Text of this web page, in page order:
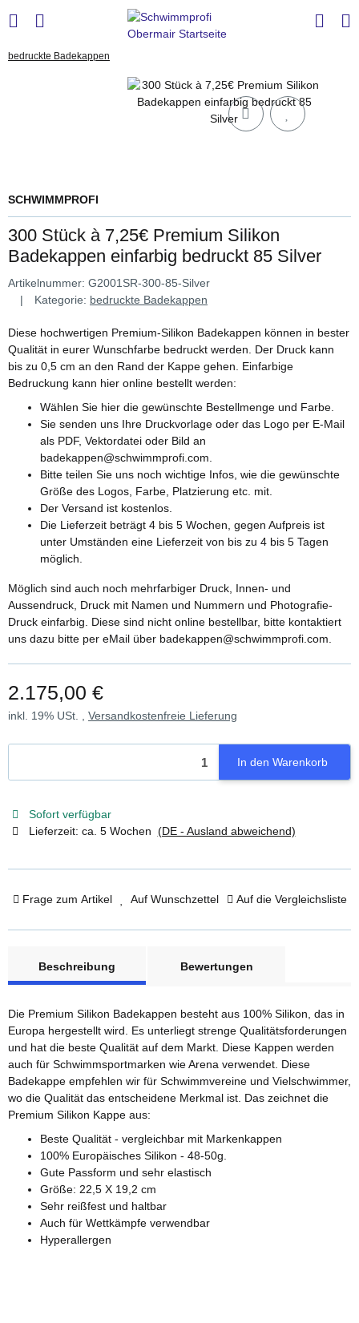
bedruckte Badekappen
SCHWIMMPROFI
300 Stück à 7,25€ Premium Silikon
Badekappen einfarbig bedruckt 85 Silver
Artikelnummer: G2001SR-300-85-Silver
Kategorie: bedruckte Badekappen
Diese hochwertigen Premium-Silikon Badekappen können in bester
Qualität in eurer Wunschfarbe bedruckt werden. Der Druck kann
bis zu 0,5 cm an den Rand der Kappe gehen. Einfarbige
Bedruckung kann hier online bestellt werden:
Wählen Sie hier die gewünschte Bestellmenge und Farbe.
Sie senden uns Ihre Druckvorlage oder das Logo per E-Mail
als PDF, Vektordatei oder Bild an
badekappen@schwimmprofi.com.
Bitte teilen Sie uns noch wichtige Infos, wie die gewünschte
Größe des Logos, Farbe, Platzierung etc. mit.
Der Versand ist kostenlos.
Die Lieferzeit beträgt 4 bis 5 Wochen, gegen Aufpreis ist
unter Umständen eine Lieferzeit von bis zu 4 bis 5 Tagen
möglich.
Möglich sind auch noch mehrfarbiger Druck, Innen- und
Aussendruck, Druck mit Namen und Nummern und Photografie-
Druck einfarbig. Diese sind nicht online bestellbar, bitte kontaktiert
uns dazu bitte per eMail über badekappen@schwimmprofi.com.
2.175,00 €
inkl. 19% USt. , Versandkostenfreie Lieferung
In den Warenkorb
Sofort verfügbar
Lieferzeit: ca. 5 Wochen (DE - Ausland abweichend)
Frage zum Artikel Auf Wunschzettel Auf die Vergleichsliste
Beschreibung
Bewertungen
Die Premium Silikon Badekappen besteht aus 100% Silikon, das in
Europa hergestellt wird. Es unterliegt strenge Qualitätsforderungen
und hat die beste Qualität auf dem Markt. Diese Kappen werden
auch für Schwimmsportmarken wie Arena verwendet. Diese
Badekappe empfehlen wir für Schwimmvereine und Vielschwimmer,
wo die Qualität das entscheidene Merkmal ist. Das zeichnet die
Premium Silikon Kappe aus:
Beste Qualität - vergleichbar mit Markenkappen
100% Europäisches Silikon - 48-50g.
Gute Passform und sehr elastisch
Größe: 22,5 X 19,2 cm
Sehr reißfest und haltbar
Auch für Wettkämpfe verwendbar
Hyperallergen